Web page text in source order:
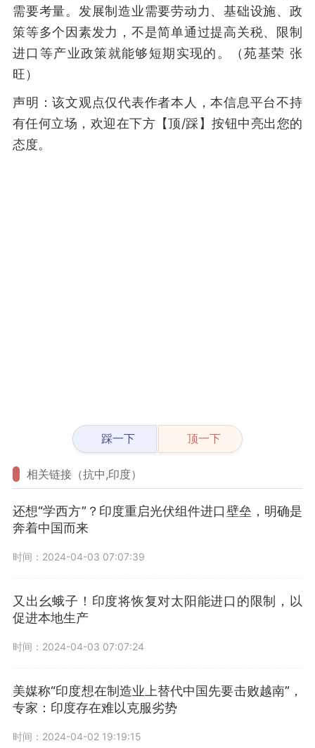
需要考量。发展制造业需要劳动力、基础设施、政
策等多个因素发力，不是简单通过提高关税、限制
进口等产业政策就能够短期实现的。（苑基荣 张
旺）
声明：该文观点仅代表作者本人，本信息平台不持
有任何立场，欢迎在下方【顶/踩】按钮中亮出您的
态度。
踩一下 顶一下
相关链接（抗中,印度）
还想“学西方”？印度重启光伏组件进口壁垒，明确是
奔着中国而来
时间：2024-04-03 07:07:39
又出幺蛾子！印度将恢复对太阳能进口的限制，以
促进本地生产
时间：2024-04-03 07:07:24
美媒称“印度想在制造业上替代中国先要击败越南”，
专家：印度存在难以克服劣势
时间：2024-04-02 19:19:15